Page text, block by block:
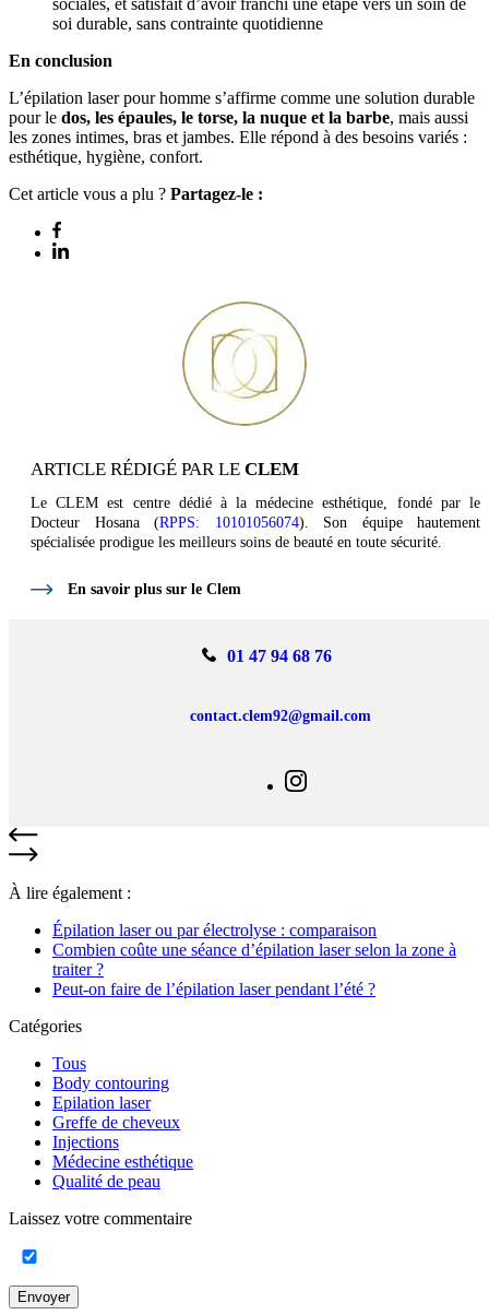
soi durable, sans contrainte quotidienne
En conclusion
L’épilation laser pour homme s’affirme comme une solution durable
pour le dos, les épaules, le torse, la nuque et la barbe, mais aussi
les zones intimes, bras et jambes. Elle répond à des besoins variés :
esthétique, hygiène, confort.
Cet article vous a plu ? Partagez-le :
ARTICLE RÉDIGÉ PAR LE CLEM
Le CLEM est centre dédié à la médecine esthétique, fondé par le
Docteur Hosana (RPPS: 10101056074). Son équipe hautement
spécialisée prodigue les meilleurs soins de beauté en toute sécurité.
En savoir plus sur le Clem
01 47 94 68 76
contact.clem92@gmail.com
À lire également :
Épilation laser ou par électrolyse : comparaison
Combien coûte une séance d’épilation laser selon la zone à
traiter ?
Peut-on faire de l’épilation laser pendant l’été ?
Catégories
Tous
Body contouring
Epilation laser
Greffe de cheveux
Injections
Médecine esthétique
Qualité de peau
Laissez votre commentaire
Envoyer